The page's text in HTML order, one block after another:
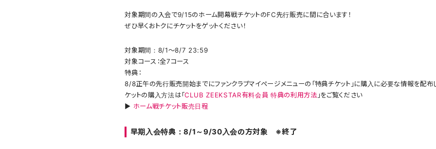
対象期間の入会で9/15のホーム開幕戦チケットのFC先行販売に間に合います！
ぜひ早くおトクにチケットをゲットください！
対象期間：8/1～8/7 23:59
対象コース：全7コース
特典：
8/8正午の先行販売開始までにファンクラブマイページメニューの「特典チケット」に購入に必要な情報を配布
ケットの購入方法は「CLUB ZEEKSTAR有料会員 特典の利用方法 」をご覧ください
▶ ホーム戦チケット販売日程
早期入会特典：8/1～9/30入会の方対象 ※終了